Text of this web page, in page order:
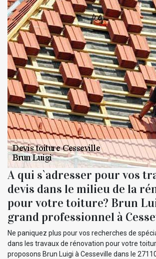
A qui s`adresser pour vos
devis dans le milieu de la
pour votre toiture? Brun
grand professionnel à
Ne paniquez plus pour vos recherches de
dans les travaux de rénovation pour votre
proposons Brun Luigi à Cesseville dans le